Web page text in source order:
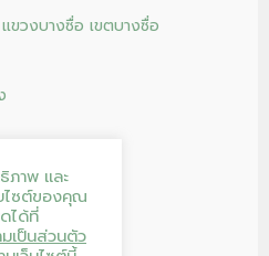
ขวงบางซื่อ เขตบางซื่อ
ภาพ และ
ไซต์ของคุณ
ได้ที่
มเป็นส่วนตัว